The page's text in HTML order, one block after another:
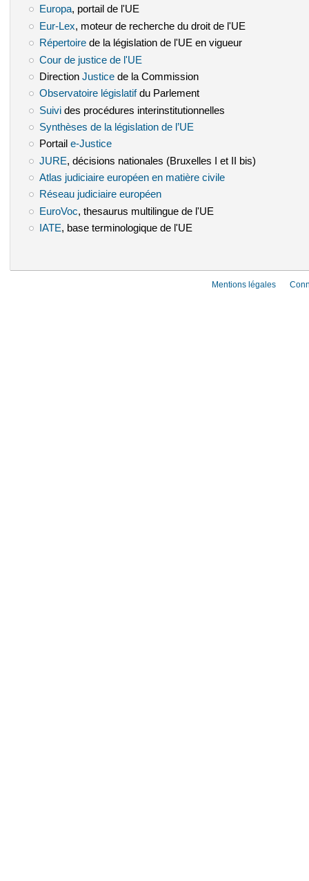
Europa(le lien est externe)
, portail de l'UE
Eur-Lex (le lien est externe)
, moteur de recherche du droit de l'UE
Répertoire(le lien est externe)
de la législation de l'UE en vigueur
Cour de justice de l'UE
Direction Justice(le lien est externe)
de la Commission
Observatoire législatif(le lien est externe)
du Parlement
Suivi(le lien est externe)
des procédures interinstitutionnelles
Synthèses de la législation de l’UE
Portail e-Justice(le lien est externe)
JURE (le lien est externe)
, décisions nationales (Bruxelles I et II bis)
Atlas judiciaire européen en matière civile(le lien est externe)
Réseau judiciaire européen(le lien est externe)
EuroVoc (le lien est externe)
, thesaurus multilingue de l'UE
IATE(le lien est externe)
, base terminologique de l'UE
Mentions légales